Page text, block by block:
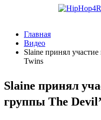
Главная
Видео
Slaine принял
Twins
Slaine принял
группы The